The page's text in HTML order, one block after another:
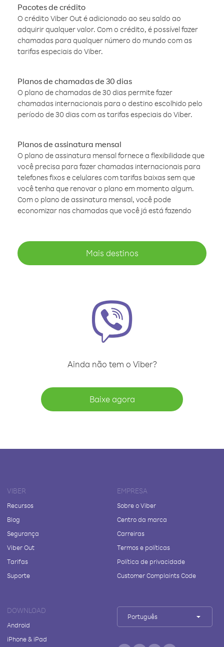
Pacotes de crédito
O crédito Viber Out é adicionado ao seu saldo ao
adquirir qualquer valor. Com o crédito, é possível fazer
chamadas para qualquer número do mundo com as
tarifas especiais do Viber.
Planos de chamadas de 30 dias
O plano de chamadas de 30 dias permite fazer
chamadas internacionais para o destino escolhido pelo
período de 30 dias com as tarifas especiais do Viber.
Planos de assinatura mensal
O plano de assinatura mensal fornece a flexibilidade que
você precisa para fazer chamadas internacionais para
telefones fixos e celulares com tarifas baixas sem que
você tenha que renovar o plano em momento algum.
Com o plano de assinatura mensal, você pode
economizar nas chamadas que você já está fazendo
Mais destinos
Ainda não tem o Viber?
Baixe agora
VIBER
Recursos
Blog
Segurança
Viber Out
Tarifas
Suporte
EMPRESA
Sobre o Viber
Centro da marca
Carreiras
Termos e políticas
Política de privacidade
Customer Complaints Code
DOWNLOAD
Android
iPhone & iPad
Português